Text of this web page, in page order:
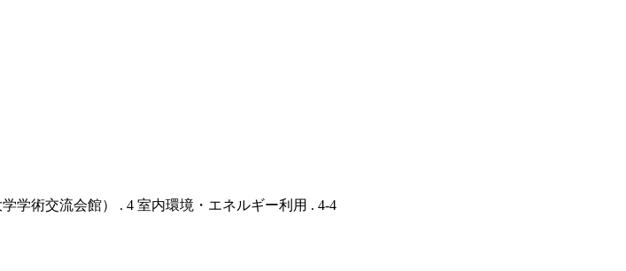
学術交流会館） . 4 室内環境・エネルギー利用 . 4-4